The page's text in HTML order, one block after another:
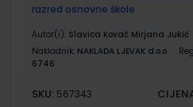
razred osnovne škole
Autor(i): Slavica Kovač Mirjana Jukić
Nakladnik: NAKLADA LJEVAK d.o.o.
6746
SKU: 567343